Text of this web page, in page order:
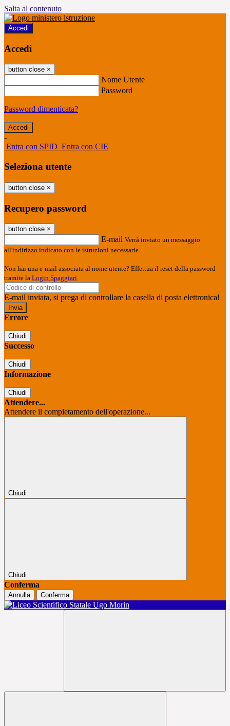
Salta al contenuto
Accedi
Accedi
button close ×
Nome Utente
Password
Password dimenticata?
-
Entra con SPID Entra con CIE
Seleziona utente
button close ×
Recupero password
button close ×
E-mail Verrà inviato un messaggio
all'indirizzo indicato con le istruzioni necessarie.
Non hai una e-mail associata al nome utente? Effettua il reset della password
tramite la Login Spaggiari
E-mail inviata, si prega di controllare la casella di posta elettronica!
Errore
Chiudi
Successo
Chiudi
Informazione
Chiudi
Attendere...
Attendere il completamento dell'operazione...
Chiudi
Chiudi
Conferma
Annulla Conferma